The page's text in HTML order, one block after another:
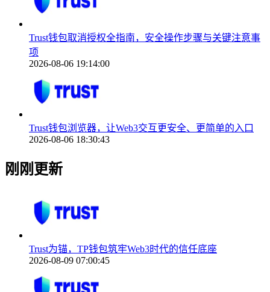
Trust钱包取消授权全指南，安全操作步骤与关键注意事
项
2026-08-06 19:14:00
Trust钱包浏览器，让Web3交互更安全、更简单的入口
2026-08-06 18:30:43
刚刚更新
Trust为锚，TP钱包筑牢Web3时代的信任底座
2026-08-09 07:00:45